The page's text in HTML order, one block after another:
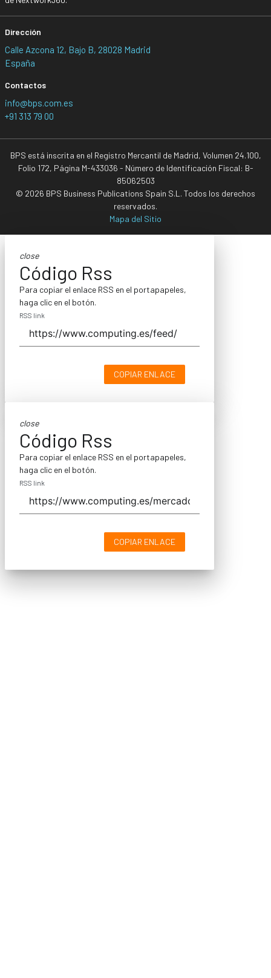
Dirección
Calle Azcona 12, Bajo B, 28028 Madrid
España
Contactos
info@bps.com.es
+91 313 79 00
BPS está inscrita en el Registro Mercantil de Madrid, Volumen 24.100,
Folio 172, Página M-433036 - Número de Identificación Fiscal: B-
85062503
© 2026 BPS Business Publications Spain S.L. Todos los derechos
reservados.
Mapa del Sitio
close
Código Rss
Para copiar el enlace RSS en el portapapeles,
haga clic en el botón.
RSS link
COPIAR ENLACE
close
Código Rss
Para copiar el enlace RSS en el portapapeles,
haga clic en el botón.
RSS link
COPIAR ENLACE